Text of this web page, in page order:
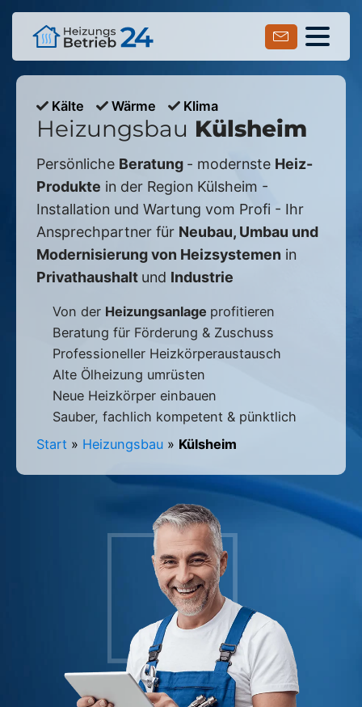
Kälte Wärme Klima
Heizungsbau Külsheim
Persönliche Beratung - modernste Heiz-
Produkte in der Region Külsheim -
Installation und Wartung vom Profi - Ihr
Ansprechpartner für Neubau, Umbau und
Modernisierung von Heizsystemen in
Privathaushalt und Industrie
Von der Heizungsanlage profitieren
Beratung für Förderung & Zuschuss
Professioneller Heizkörperaustausch
Alte Ölheizung umrüsten
Neue Heizkörper einbauen
Sauber, fachlich kompetent & pünktlich
Start » Heizungsbau » Külsheim